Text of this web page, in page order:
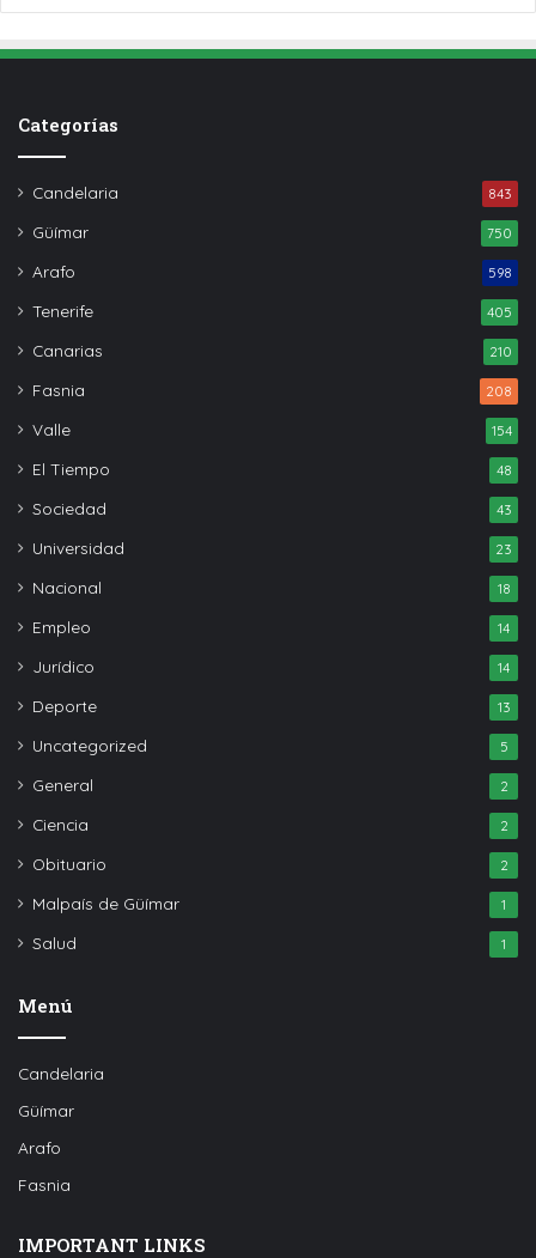
Categorías
Candelaria 843
Güímar 750
Arafo 598
Tenerife 405
Canarias 210
Fasnia 208
Valle 154
El Tiempo 48
Sociedad 43
Universidad 23
Nacional 18
Empleo 14
Jurídico 14
Deporte 13
Uncategorized 5
General 2
Ciencia 2
Obituario 2
Malpaís de Güímar 1
Salud 1
Menú
Candelaria
Güímar
Arafo
Fasnia
IMPORTANT LINKS